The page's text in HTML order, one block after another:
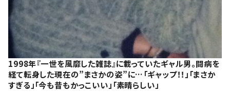
1998年『一世を風靡した雑誌』に載っていたギャル男。闘病を
経て転身した現在の”まさかの姿”に…「ギャップ！！」「まさか
すぎる」「今も昔もかっこいい」「素晴らしい」